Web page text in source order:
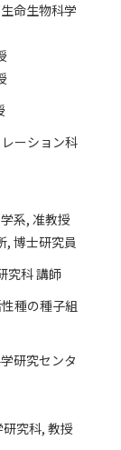
命生物科学
ーション科
系, 准教授
博士研究員
究科 講師
種の種子組
研究センタ
究科, 教授